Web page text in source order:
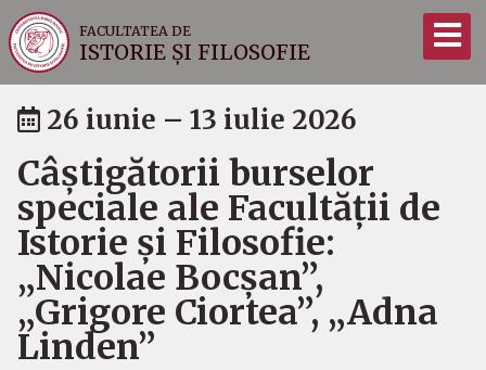
FACULTATEA DE
ISTORIE ȘI FILOSOFIE
26 iunie – 13 iulie 2026
Câștigătorii burselor
speciale ale Facultății de
Istorie și Filosofie:
„Nicolae Bocșan”,
„Grigore Ciortea”, „Adna
Linden”